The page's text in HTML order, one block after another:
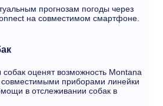
прогнозам погоды через
на совместимом смартфоне.
оценят возможность Montana
совместимыми приборами линейки
в отслеживании собак в